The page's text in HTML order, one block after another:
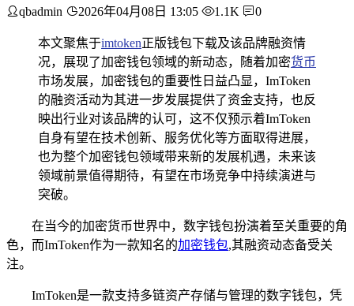
qbadmin 2026年04月08日 13:05 1.1K 0
本文聚焦于imtoken正版钱包下载及该品牌融资情
况，展现了加密钱包领域的新动态，随着加密货币
市场发展，加密钱包的重要性日益凸显，ImToken
的融资活动为其进一步发展提供了资金支持，也反
映出行业对该品牌的认可，这不仅预示着ImToken
自身有望在技术创新、服务优化等方面取得进展，
也为整个加密钱包领域带来新的发展机遇，未来该
领域前景值得期待，有望在市场竞争中持续演进与
突破。
在当今的加密货币世界中，数字钱包扮演着至关重要的角
色，而ImToken作为一款知名的加密钱包,其融资动态备受关
注。
ImToken是一款支持多链资产存储与管理的数字钱包，凭